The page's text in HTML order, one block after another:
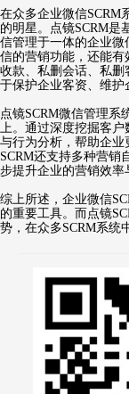
在众多企业微信SCRM
的明星。点镜SCRM是
信管理于一体的企业微
信的营销功能，还能有
收款、私删会话、私
于保护企业客资、维护
点镜SCRM微信管理系
上。通过深度挖掘客户
与行为分析，帮助企
SCRM还支持多种营销
步提升企业的营销效率
综上所述，企业微信
的重要工具。而点镜
势，在众多SCRM系统